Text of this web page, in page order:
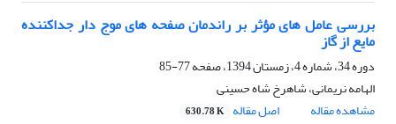
بررسی عامل های مؤثر بر راندمان صفحه های موج دار جداکننده
مایع از گاز
دوره 34، شماره 4، زمستان 1394، صفحه
77-85
الهامه نریمانی، شاهرخ شاه حسینی
مشاهده مقاله
اصل مقاله 630.78 K